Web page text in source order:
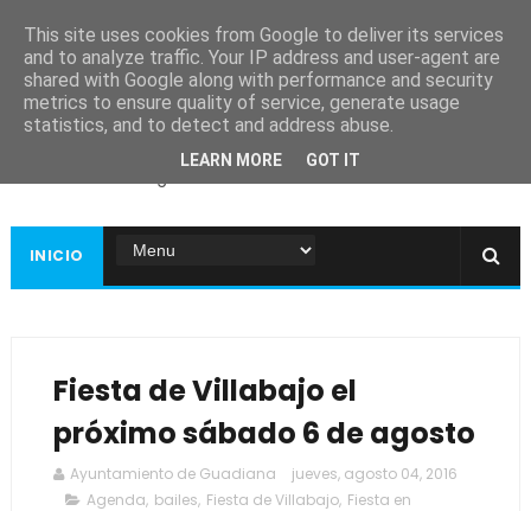
Ayuntamiento de
Guadiana
INICIO
Fiesta de Villabajo el
próximo sábado 6 de agosto
Ayuntamiento de Guadiana
jueves, agosto 04, 2016
Agenda, bailes, Fiesta de Villabajo, Fiesta en
This site uses cookies from Google to deliver its services
and to analyze traffic. Your IP address and user-agent are
shared with Google along with performance and security
metrics to ensure quality of service, generate usage
statistics, and to detect and address abuse.
LEARN MORE GOT IT